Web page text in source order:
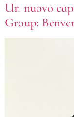
Un nuovo
Group: